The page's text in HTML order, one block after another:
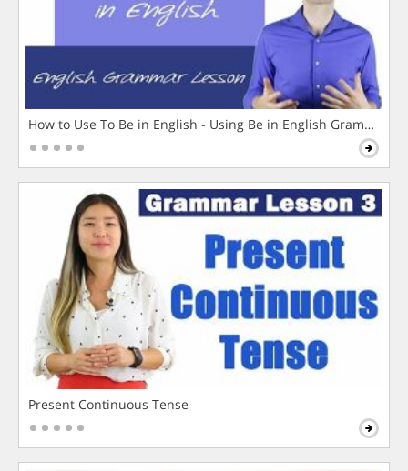
How to Use To Be in English - Using Be in English Grammar
Present Continuous Tense